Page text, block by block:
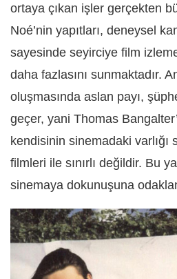
ortaya çıkan işler gerçekten
Noé’nin yapıtları, deneysel
sayesinde seyirciye film
daha fazlasını sunmaktadır.
oluşmasında aslan payı,
geçer, yani Thomas
kendisinin sinemadaki varlığı
filmleri ile sınırlı değildir. Bu
sinemaya dokunuşuna